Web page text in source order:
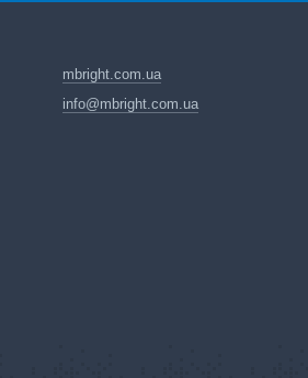
mbright.com.ua
info@mbright.com.ua